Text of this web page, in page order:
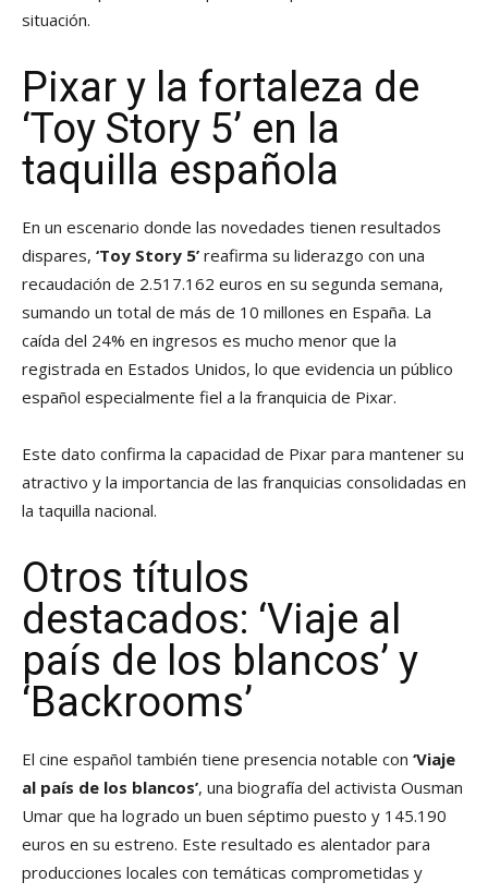
situación.
Pixar y la fortaleza de
‘Toy Story 5’ en la
taquilla española
En un escenario donde las novedades tienen resultados
dispares, ‘Toy Story 5’ reafirma su liderazgo con una
recaudación de 2.517.162 euros en su segunda semana,
sumando un total de más de 10 millones en España. La
caída del 24% en ingresos es mucho menor que la
registrada en Estados Unidos, lo que evidencia un público
español especialmente fiel a la franquicia de Pixar.
Este dato confirma la capacidad de Pixar para mantener su
atractivo y la importancia de las franquicias consolidadas en
la taquilla nacional.
Otros títulos
destacados: ‘Viaje al
país de los blancos’ y
‘Backrooms’
El cine español también tiene presencia notable con ‘Viaje
al país de los blancos’, una biografía del activista Ousman
Umar que ha logrado un buen séptimo puesto y 145.190
euros en su estreno. Este resultado es alentador para
producciones locales con temáticas comprometidas y